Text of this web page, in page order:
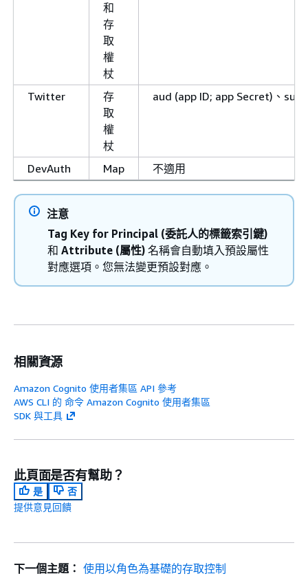
和
存
取
權
杖
Twitter
存
取
權
杖
aud (app ID; app Secret)、sub
DevAuth Map 不適用
注意
Tag Key for Principal (委託人的標籤索引鍵)
和 Attribute (屬性) 名稱會自動填入預設屬性
對應選項。您無法變更預設對應。
相關資源
Amazon Cognito 使用者集區 API 參考
AWS CLI 的 命令 Amazon Cognito 使用者集區
SDK 與工具
此頁面是否有幫助？
是
否
提供意見回饋
下一個主題： 使用以角色為基礎的存取控制